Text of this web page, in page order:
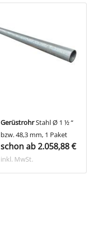
GerüstrohrStahl Ø 1 ½ “
bzw. 48,3 mm, 1 Paket
schon ab 2.058,88 €
inkl. MwSt.